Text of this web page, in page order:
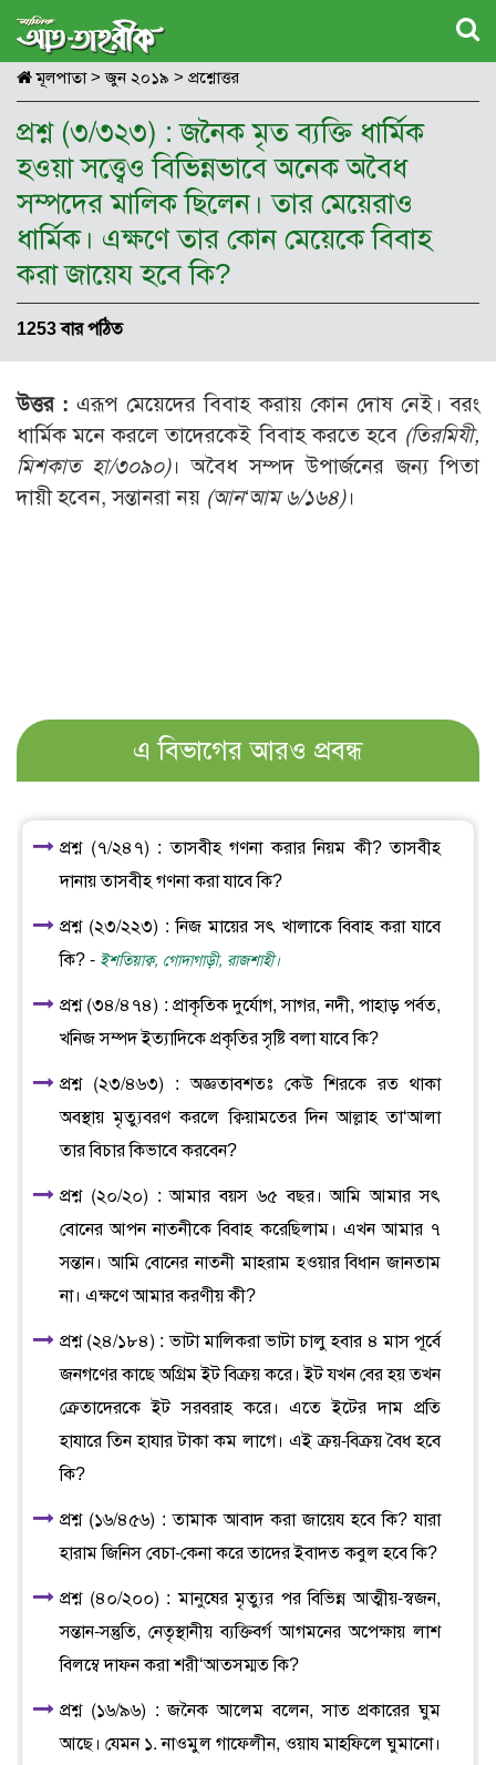
মূলপাতা> জুন ২০১৯ > প্রশ্নোত্তর
প্রশ্ন (৩/৩২৩) : জনৈক মৃত ব্যক্তি ধার্মিক
হওয়া সত্ত্বেও বিভিন্নভাবে অনেক অবৈধ
সম্পদের মালিক ছিলেন। তার মেয়েরাও
ধার্মিক। এক্ষণে তার কোন মেয়েকে বিবাহ
করা জায়েয হবে কি?
1253 বার পঠিত
উত্তর : এরূপ মেয়েদের বিবাহ করায় কোন দোষ নেই। বরং
ধার্মিক মনে করলে তাদেরকেই বিবাহ করতে হবে (তিরমিযী,
মিশকাত হা/৩০৯০)। অবৈধ সম্পদ উপার্জনের জন্য পিতা
দায়ী হবেন, সন্তানরা নয় (আন‘আম ৬/১৬৪)।
এ বিভাগের আরও প্রবন্ধ
প্রশ্ন (৭/২৪৭) : তাসবীহ গণনা করার নিয়ম কী? তাসবীহ
দানায় তাসবীহ গণনা করা যাবে কি?
প্রশ্ন (২৩/২২৩) : নিজ মায়ের সৎ খালাকে বিবাহ করা যাবে
কি? - ইশতিয়াক্ব, গোদাগাড়ী, রাজশাহী।
প্রশ্ন (৩৪/৪৭৪) : প্রাকৃতিক দুর্যোগ, সাগর, নদী, পাহাড় পর্বত,
খনিজ সম্পদ ইত্যাদিকে প্রকৃতির সৃষ্টি বলা যাবে কি?
প্রশ্ন (২৩/৪৬৩) : অজ্ঞতাবশতঃ কেউ শিরকে রত থাকা
অবস্থায় মৃত্যুবরণ করলে ক্বিয়ামতের দিন আল্লাহ তা‘আলা
তার বিচার কিভাবে করবেন?
প্রশ্ন (২০/২০) : আমার বয়স ৬৫ বছর। আমি আমার সৎ
বোনের আপন নাতনীকে বিবাহ করেছিলাম। এখন আমার ৭
সন্তান। আমি বোনের নাতনী মাহরাম হওয়ার বিধান জানতাম
না। এক্ষণে আমার করণীয় কী?
প্রশ্ন (২৪/১৮৪) : ভাটা মালিকরা ভাটা চালু হবার ৪ মাস পূর্বে
জনগণের কাছে অগ্রিম ইট বিক্রয় করে। ইট যখন বের হয় তখন
ক্রেতাদেরকে ইট সরবরাহ করে। এতে ইটের দাম প্রতি
হাযারে তিন হাযার টাকা কম লাগে। এই ক্রয়-বিক্রয় বৈধ হবে
কি?
প্রশ্ন (১৬/৪৫৬) : তামাক আবাদ করা জায়েয হবে কি? যারা
হারাম জিনিস বেচা-কেনা করে তাদের ইবাদত কবুল হবে কি?
প্রশ্ন (৪০/২০০) : মানুষের মৃত্যুর পর বিভিন্ন আত্মীয়-স্বজন,
সন্তান-সন্তুতি, নেতৃস্থানীয় ব্যক্তিবর্গ আগমনের অপেক্ষায় লাশ
বিলম্বে দাফন করা শরী‘আতসম্মত কি?
প্রশ্ন (১৬/৯৬) : জনৈক আলেম বলেন, সাত প্রকারের ঘুম
আছে। যেমন ১. নাওমুল গাফেলীন, ওয়ায মাহফিলে ঘুমানো।